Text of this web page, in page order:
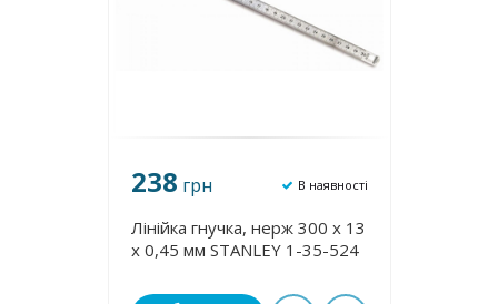
238 грн В наявності
Лінійка гнучка, нерж 300 x 13
x 0,45 мм STANLEY 1-35-524